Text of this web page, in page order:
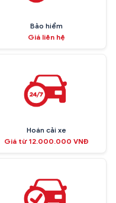
Bảo hiểm
Giá liên hệ
Hoán cải xe
Giá từ 12.000.000 VNĐ